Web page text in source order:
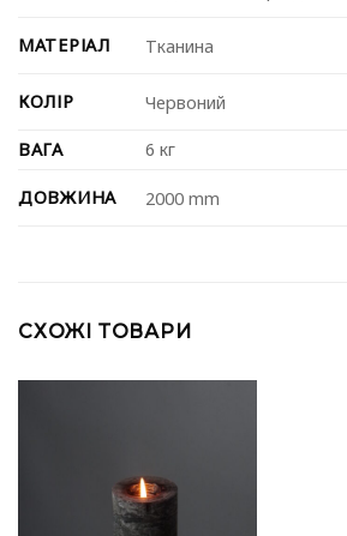
МАТЕРІАЛ Тканина
КОЛІР Червоний
ВАГА 6 кг
ДОВЖИНА 2000 mm
СХОЖІ ТОВАРИ